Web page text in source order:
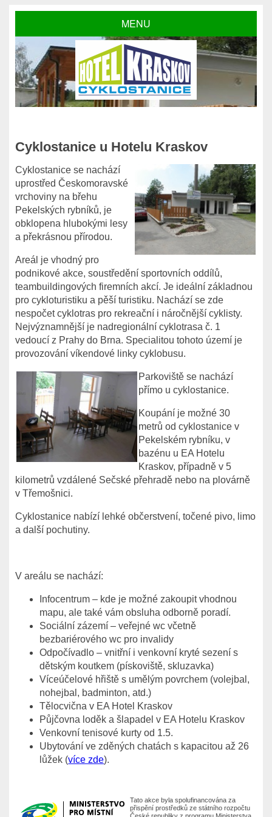
MENU
Cyklostanice u Hotelu Kraskov
Cyklostanice se nachází
uprostřed Českomoravské
vrchoviny na břehu
Pekelských rybníků, je
obklopena hlubokými lesy
a překrásnou přírodou.
Areál je vhodný pro
podnikové akce, soustředění sportovních oddílů,
teambuildingových firemních akcí. Je ideální základnou
pro cykloturistiku a pěší turistiku. Nachází se zde
nespočet cyklotras pro rekreační i náročnější cyklisty.
Nejvýznamnější je nadregionální cyklotrasa č. 1
vedoucí z Prahy do Brna. Specialitou tohoto území je
provozování víkendové linky cyklobusu.
Parkoviště se nachází
přímo u cyklostanice.
Koupání je možné 30
metrů od cyklostanice v
Pekelském rybníku, v
bazénu u EA Hotelu
Kraskov, případně v 5
kilometrů vzdálené Sečské přehradě nebo na plovárně
v Třemošnici.
Cyklostanice nabízí lehké občerstvení, točené pivo, limo
a další pochutiny.
V areálu se nachází:
Infocentrum – kde je možné zakoupit vhodnou
mapu, ale také vám obsluha odborně poradí.
Sociální zázemí – veřejné wc včetně
bezbariérového wc pro invalidy
Odpočívadlo – vnitřní i venkovní kryté sezení s
dětským koutkem (pískoviště, skluzavka)
Víceúčelové hřiště s umělým povrchem (volejbal,
nohejbal, badminton, atd.)
Tělocvična v EA Hotel Kraskov
Půjčovna loděk a šlapadel v EA Hotelu Kraskov
Venkovní tenisové kurty od 1.5.
Ubytování ve zděných chatách s kapacitou až 26
lůžek (více zde).
Tato akce byla spolufinancována za
přispění prostředků ze státního rozpočtu